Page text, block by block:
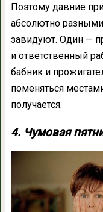
Поэтому давние
абсолютно
завидуют. Один —
и ответственный
бабник и
поменяться
получается.
4. Чумовая